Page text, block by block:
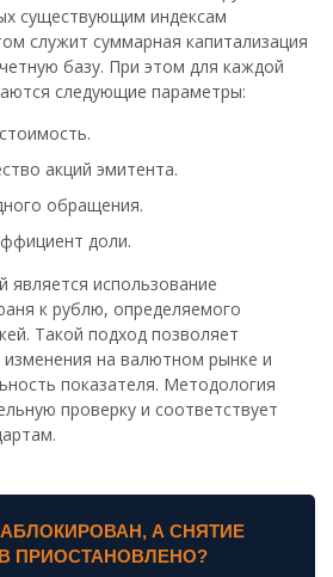
существующим индексам
служит суммарная капитализация
базу. При этом для каждой
следующие параметры:
акций эмитента.
обращения.
доли.
является использование
к рублю, определяемого
Такой подход позволяет
на валютном рынке и
показателя. Методология
проверку и соответствует
А СНЯТИЕ
ПРИОСТАНОВЛЕНО?